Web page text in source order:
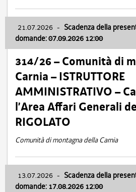
21.07.2026 - Scadenza della
domande: 07.09.2026 12:00
314/26 – Comunità di
Carnia – ISTRUTTORE
AMMINISTRATIVO –
l’Area Affari Generali
RIGOLATO
Comunità di montagna della Carnia
13.07.2026 - Scadenza della
domande: 17.08.2026 12:00